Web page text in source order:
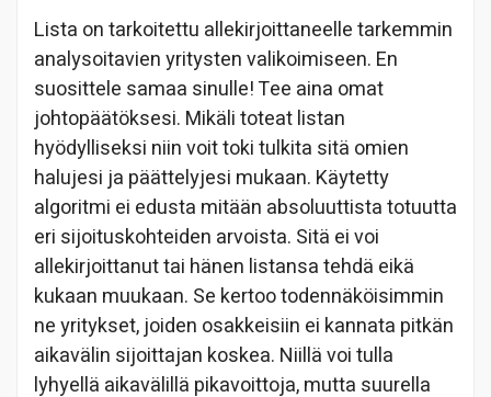
Lista on tarkoitettu allekirjoittaneelle tarkemmin
analysoitavien yritysten valikoimiseen. En
suosittele samaa sinulle! Tee aina omat
johtopäätöksesi. Mikäli toteat listan
hyödylliseksi niin voit toki tulkita sitä omien
halujesi ja päättelyjesi mukaan. Käytetty
algoritmi ei edusta mitään absoluuttista totuutta
eri sijoituskohteiden arvoista. Sitä ei voi
allekirjoittanut tai hänen listansa tehdä eikä
kukaan muukaan. Se kertoo todennäköisimmin
ne yritykset, joiden osakkeisiin ei kannata pitkän
aikavälin sijoittajan koskea. Niillä voi tulla
lyhyellä aikavälillä pikavoittoja, mutta suurella